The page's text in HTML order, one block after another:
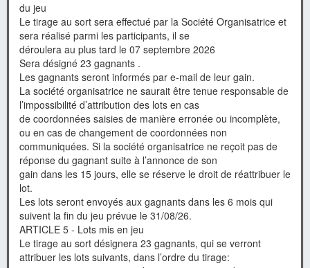
du jeu
Le tirage au sort sera effectué par la Société Organisatrice et
sera réalisé parmi les participants, il se
déroulera au plus tard le 07 septembre 2026
Sera désigné 23 gagnants .
Les gagnants seront informés par e-mail de leur gain.
La société organisatrice ne saurait être tenue responsable de
l’impossibilité d’attribution des lots en cas
de coordonnées saisies de manière erronée ou incomplète,
ou en cas de changement de coordonnées non
communiquées. Si la société organisatrice ne reçoit pas de
réponse du gagnant suite à l’annonce de son
gain dans les 15 jours, elle se réserve le droit de réattribuer le
lot.
Les lots seront envoyés aux gagnants dans les 6 mois qui
suivent la fin du jeu prévue le 31/08/26.
ARTICLE 5 - Lots mis en jeu
Le tirage au sort désignera 23 gagnants, qui se verront
attribuer les lots suivants, dans l’ordre du tirage: